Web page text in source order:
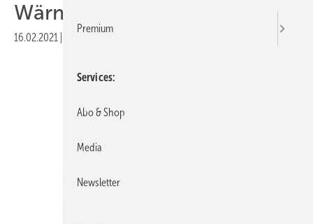
Wärmepumpe vorgestellt
16.02.2021
Premium
Services
Abo & Shop
Media
Newsletter